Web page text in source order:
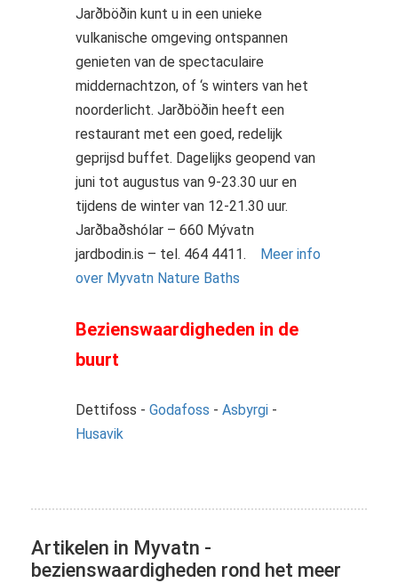
Jarðböðin kunt u in een unieke
vulkanische omgeving ontspannen
genieten van de spectaculaire
middernachtzon, of ‘s winters van het
noorderlicht. Jarðböðin heeft een
restaurant met een goed, redelijk
geprijsd buffet. Dagelijks geopend van
juni tot augustus van 9-23.30 uur en
tijdens de winter van 12-21.30 uur.
Jarðbaðshólar – 660 Mývatn
jardbodin.is – tel. 464 4411.
Meer info
over Myvatn Nature Baths
Bezienswaardigheden in de
buurt
Dettifoss - Godafoss - Asbyrgi -
Husavik
Artikelen in Myvatn -
bezienswaardigheden rond het meer